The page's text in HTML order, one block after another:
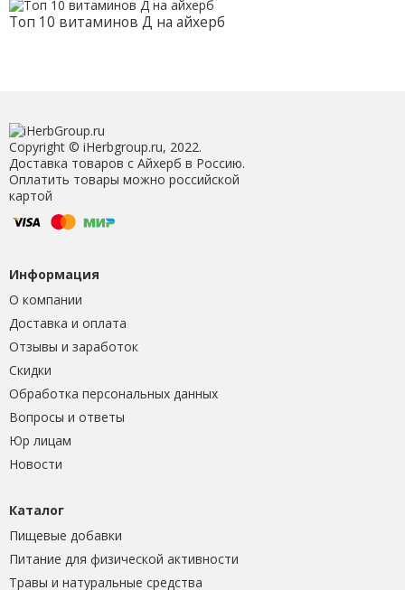
Топ 10 витаминов Д на айхерб
Copyright © iHerbgroup.ru, 2022.
Доставка товаров с Айхерб в Россию.
Оплатить товары можно российской
картой
Информация
О компании
Доставка и оплата
Отзывы и заработок
Скидки
Обработка персональных данных
Вопросы и ответы
Юр лицам
Новости
Каталог
Пищевые добавки
Питание для физической активности
Травы и натуральные средства